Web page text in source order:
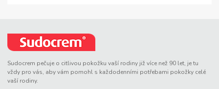
Sudocrem pečuje o citlivou pokožku vaší rodiny již více než 90 let, je tu
vždy pro vás, aby vám pomohl s každodenními potřebami pokožky celé
vaší rodiny.